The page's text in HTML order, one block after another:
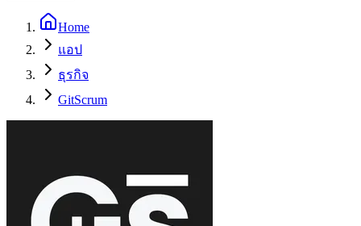
Home
แอป
ธุรกิจ
GitScrum